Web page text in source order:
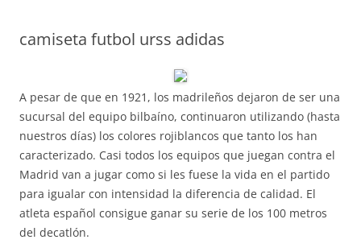
camiseta futbol urss adidas
A pesar de que en 1921, los madrileños dejaron de ser una
sucursal del equipo bilbaíno, continuaron utilizando (hasta
nuestros días) los colores rojiblancos que tanto los han
caracterizado. Casi todos los equipos que juegan contra el
Madrid van a jugar como si les fuese la vida en el partido
para igualar con intensidad la diferencia de calidad. El
atleta español consigue ganar su serie de los 100 metros
del decatlón.